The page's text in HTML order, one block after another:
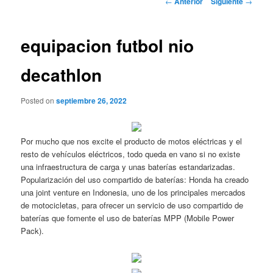
equipacion futbol nio
decathlon
Posted onseptiembre 26, 2022
Por mucho que nos excite el producto de motos eléctricas y el
resto de vehículos eléctricos, todo queda en vano si no existe
una infraestructura de carga y unas baterías estandarizadas.
Popularización del uso compartido de baterías: Honda ha creado
una joint venture en Indonesia, uno de los principales mercados
de motocicletas, para ofrecer un servicio de uso compartido de
baterías que fomente el uso de baterías MPP (Mobile Power
Pack).